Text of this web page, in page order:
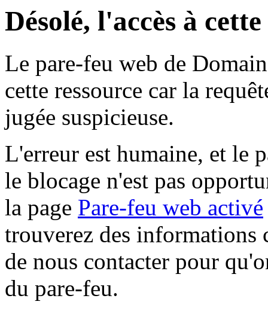
Désolé, l'accès à
Le pare-feu web de
cette ressource car la
jugée suspicieuse.
L'erreur est humaine, et le
le blocage n'est pas
la page Pare-feu web activé
trouverez des informations
de nous contacter pour
du pare-feu.